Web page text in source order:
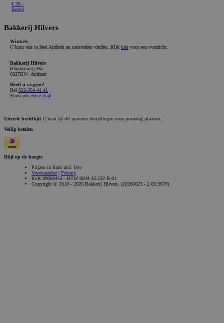
€ 30.-
Bestel
Bakkerij Hilvers
Winkels
U kunt ons in heel Arnhem en omstreken vinden. Klik hiervoor een overzicht.
Bakkerij Hilvers
Blankenweg 36a
6827BW Arnhem
Heeft u vragen?
Bel 026-364 41 41
Stuur ons een e-mail
Uiterste besteltijd U kunt op dit moment bestellingen voor maandag plaatsen.
Veilig betalen
Blijf op de hoogte
Prijzen in Euro incl. btw
Voorwaarden | Privacy
KvK 09000453 - BTW 0034.35.532.B.01
Copyright © 2010 - 2026 Bakkerij Hilvers. (20260623 - 2.03.9670)